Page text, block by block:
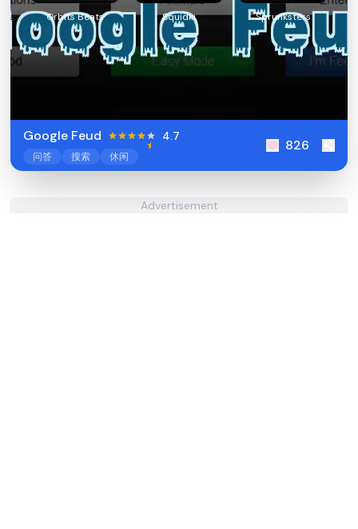
Orbits Beats Squidki Sprunksters
Google Feud 4.7
问答 搜索 休闲
826
Advertisement